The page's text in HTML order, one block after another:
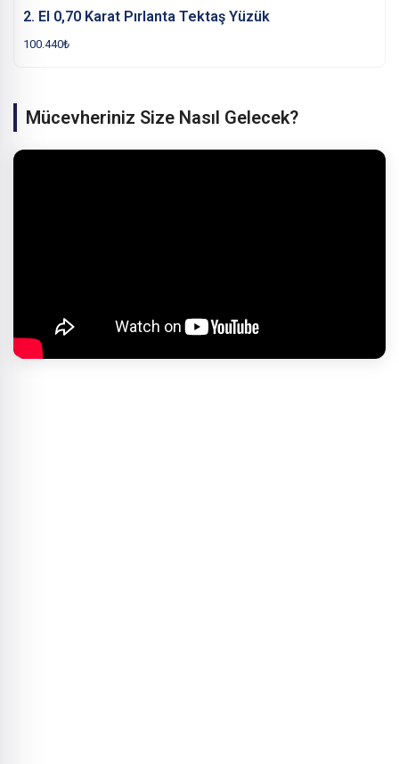
2. El 0,70 Karat Pırlanta Tektaş Yüzük
100.440₺
Mücevheriniz Size Nasıl Gelecek?